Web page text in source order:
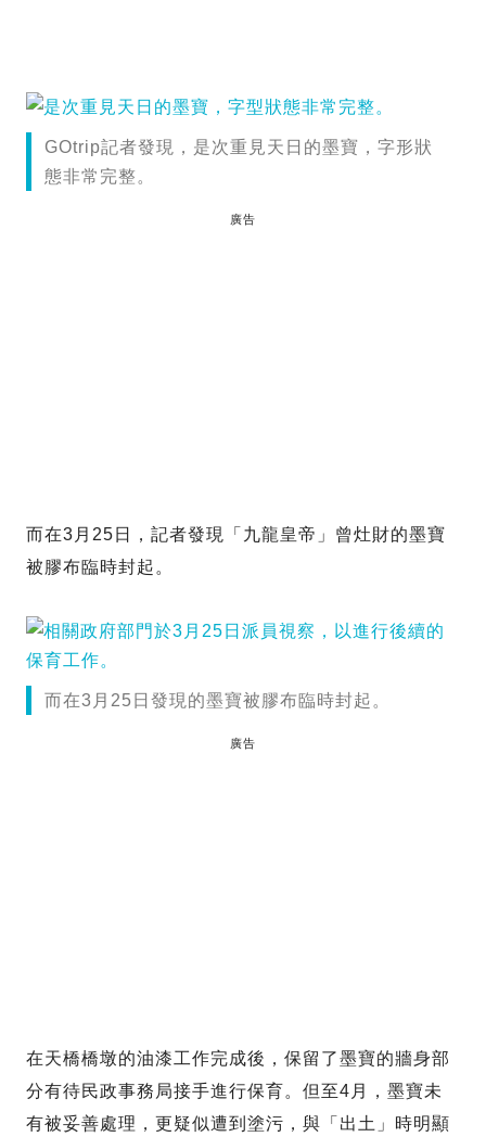
GOtrip記者發現，是次重見天日的墨寶，字形狀
態非常完整。
廣告
而在3月25日，記者發現「九龍皇帝」曾灶財的墨寶
被膠布臨時封起。
而在3月25日發現的墨寶被膠布臨時封起。
廣告
在天橋橋墩的油漆工作完成後，保留了墨寶的牆身部
分有待民政事務局接手進行保育。但至4月，墨寶未
有被妥善處理，更疑似遭到塗污，與「出土」時明顯